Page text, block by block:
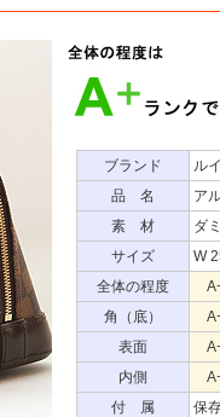
ブランド
ル
品 名
ア
素 材
ダ
サイズ
W
全体の程度
角（底）
表面
内側
付 属
保